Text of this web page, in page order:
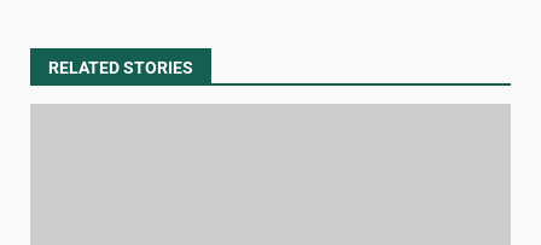
RELATED STORIES